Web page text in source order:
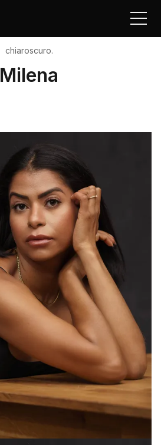
chiaroscuro.
Milena